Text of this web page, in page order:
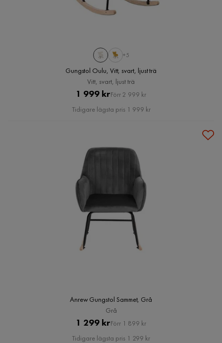
+5
Gungstol Oulu, Vitt, svart, ljust trä
Vitt, svart, ljust trä
Pris
1 999 krOriginal
Pris
Förr 2 999 kr
Tidigare lägsta pris 1 999 kr
Anrew Gungstol Sammet, Grå
Grå
Pris
1 299 krOriginal
Pris
Förr 1 899 kr
Tidigare lägsta pris 1 299 kr